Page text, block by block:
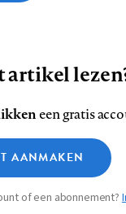
ons
op
Bluesky
ons
op
Instagram
ons
op
YouTube
Disclaimer Privacy
Medische
betrouwbare
artikel
een gratis
AANMAKEN
of een abonnement?